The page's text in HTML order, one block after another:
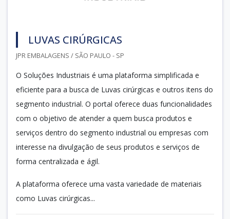
LUVAS CIRÚRGICAS
JPR EMBALAGENS / SÃO PAULO - SP
O Soluções Industriais é uma plataforma simplificada e
eficiente para a busca de Luvas cirúrgicas e outros itens do
segmento industrial. O portal oferece duas funcionalidades
com o objetivo de atender a quem busca produtos e
serviços dentro do segmento industrial ou empresas com
interesse na divulgação de seus produtos e serviços de
forma centralizada e ágil.
A plataforma oferece uma vasta variedade de materiais
como Luvas cirúrgicas...